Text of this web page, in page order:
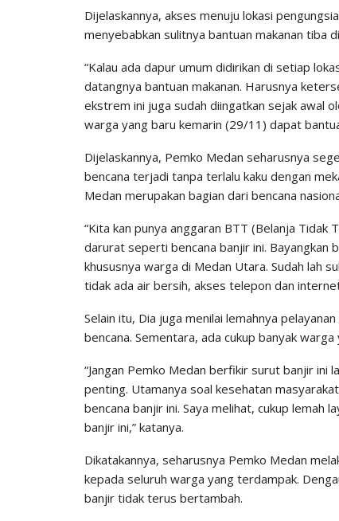
Dijelaskannya, akses menuju lokasi
menyebabkan sulitnya bantuan makanan tiba
“Kalau ada dapur umum didirikan di setiap
datangnya bantuan makanan. Harusnya
ekstrem ini juga sudah diingatkan sejak awal
warga yang baru kemarin (29/11) dapat
Dijelaskannya, Pemko Medan seharusnya
bencana terjadi tanpa terlalu kaku dengan
Medan merupakan bagian dari bencana
“Kita kan punya anggaran BTT (Belanja Tidak
darurat seperti bencana banjir ini. Bayangkan
khususnya warga di Medan Utara. Sudah lah
tidak ada air bersih, akses telepon dan
Selain itu, Dia juga menilai lemahnya
bencana. Sementara, ada cukup banyak
“Jangan Pemko Medan berfikir surut banjir ini
penting. Utamanya soal kesehatan
bencana banjir ini. Saya melihat, cukup lemah
banjir ini,” katanya.
Dikatakannya, seharusnya Pemko Medan
kepada seluruh warga yang terdampak.
banjir tidak terus bertambah.